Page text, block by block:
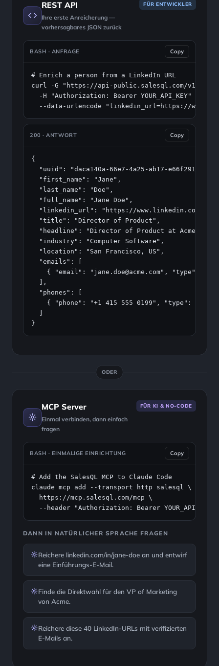
REST API
Ihre erste Anreicherung —
vorhersagbares JSON zurück
FÜR ENTWICKLER
BASH · ANFRAGE Copy
# Enrich a person from a LinkedIn URL
curl -G " https://api-public.salesql.com/v1/
  -H "Authorization: Bearer YOUR_API_KEY" \
  --data-urlencode "linkedin_url=
https://
200 · ANTWORT Copy
{
"uuid": "daca140a-66e7-4a25-ab17-
  "first_name": "Jane",
  "last_name": "Doe",
  "full_name": "Jane Doe",
"linkedin_url": "https://www.linkedin.com/in/
  "title": "Director of Product",
"headline": "Director of Product at Acme
  "industry": "Computer Software",
  "location": "San Francisco, US",
  "emails": [
{ "email": "jane.doe@acme.com", "type":
  ],
  "phones": [
{ "phone": "+1 415 555 0199", "type":
}
ODER
MCP Server
Einmal verbinden, dann einfach
fragen
FÜR KI & NO-CODE
BASH · EINMALIGE EINRICHTUNG Copy
# Add the SalesQL MCP to Claude Code
claude mcp add --transport http salesql \
https://mcp.salesql.com/mcp \
  --header "Authorization: Bearer YOUR_API_KEY"
DANN IN NATÜRLICHER SPRACHE FRAGEN
Reichere linkedin.com/in/jane-doe an und entwirf
eine Einführungs-E-Mail.
Finde die Direktwahl für den VP of Marketing
von Acme.
Reichere diese 40 LinkedIn-URLs mit verifizierten
E-Mails an.